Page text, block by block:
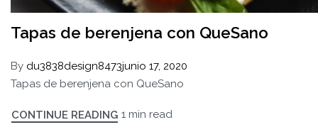
Tapas de berenjena con QueSano
By du3838design8473junio 17, 2020
Tapas de berenjena con QueSano
CONTINUE READING 1 min read